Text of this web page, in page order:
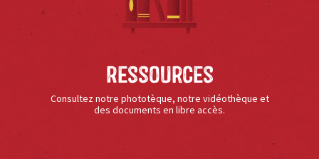
Ressources
Consultez notre phototèque, notre vidéothèque et
des documents en libre accès.